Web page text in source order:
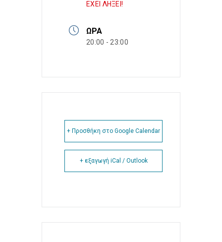
ΕΧΕΙ ΛΗΞΕΙ!
ΏΡΑ
20:00 - 23:00
+ Προσθήκη στο Google Calendar
+ εξαγωγή iCal / Outlook